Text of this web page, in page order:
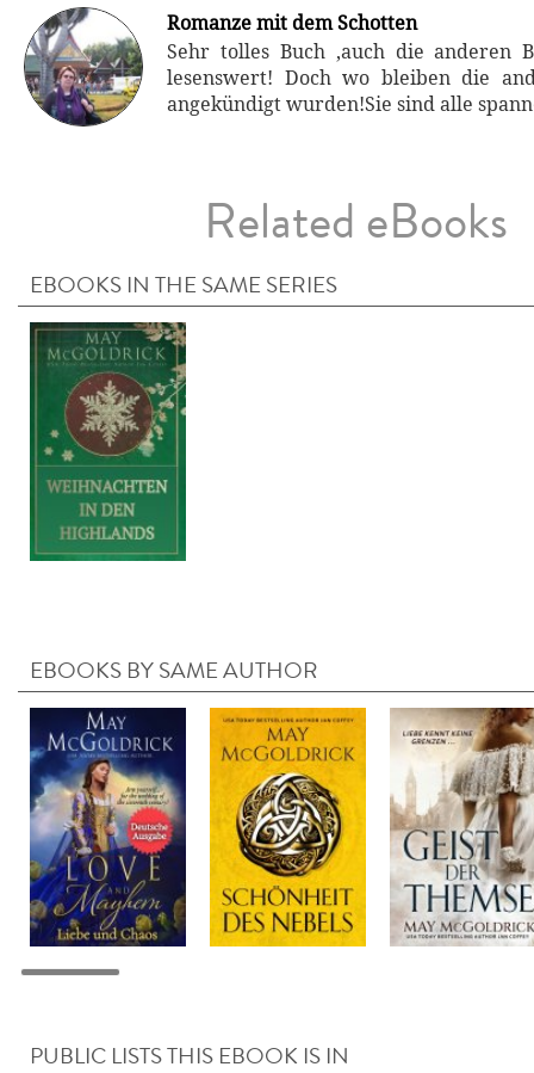
Romanze mit dem Schotten
Sehr tolles Buch ,auch die anderen
lesenswert! Doch wo bleiben die
angekündigt wurden!Sie sind alle
Related eBooks
EBOOKS IN THE SAME SERIES
EBOOKS BY SAME AUTHOR
PUBLIC LISTS THIS EBOOK IS IN